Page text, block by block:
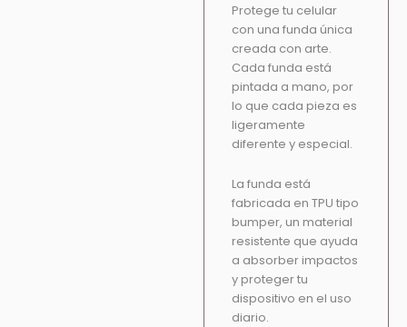
Protege tu celular
con una funda única
creada con arte.
Cada funda está
pintada a mano, por
lo que cada pieza es
ligeramente
diferente y especial.
La funda está
fabricada en TPU tipo
bumper, un material
resistente que ayuda
a absorber impactos
y proteger tu
dispositivo en el uso
diario.